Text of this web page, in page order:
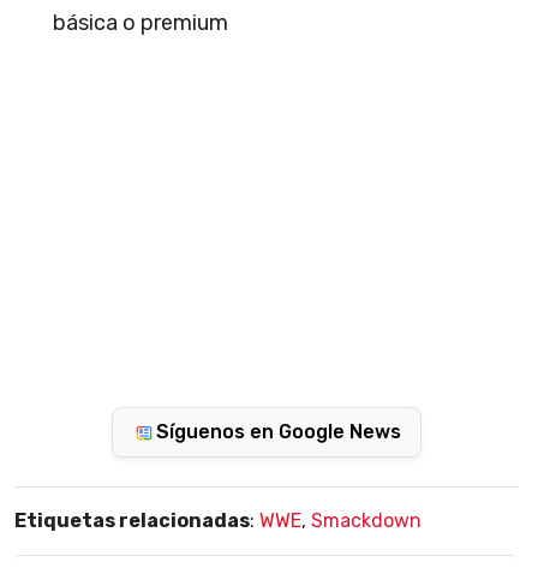
básica o premium
Síguenos en Google News
Etiquetas relacionadas: WWE, Smackdown